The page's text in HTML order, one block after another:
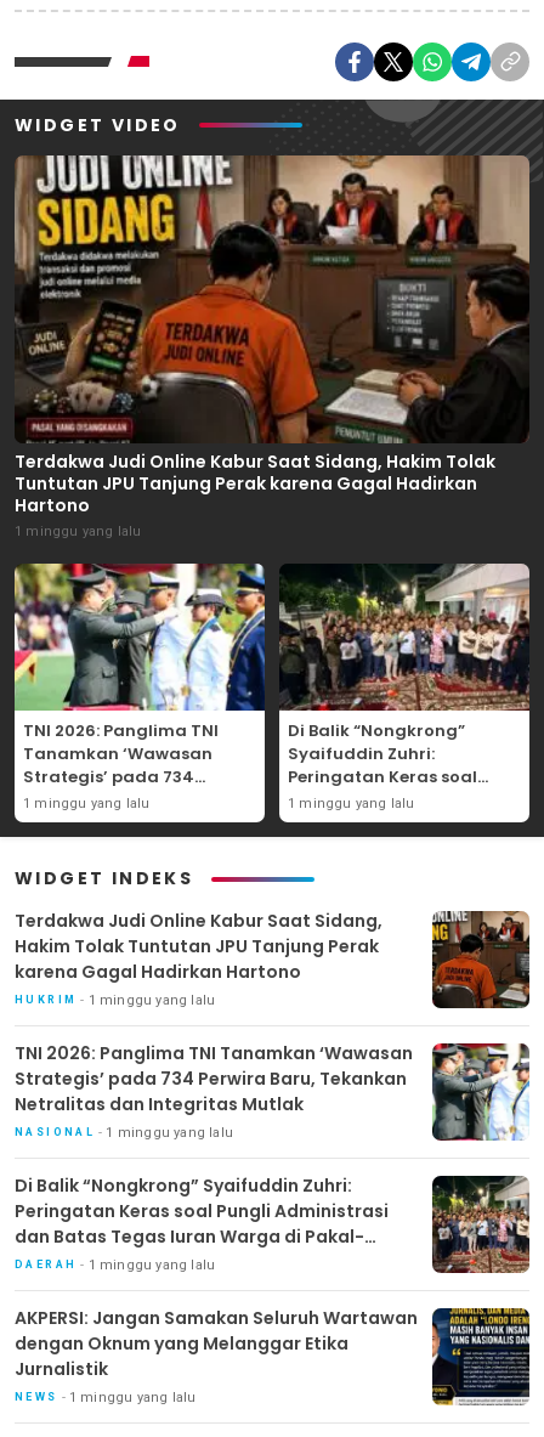
WIDGET VIDEO
Terdakwa Judi Online Kabur Saat Sidang, Hakim Tolak
Tuntutan JPU Tanjung Perak karena Gagal Hadirkan
Hartono
1 minggu yang lalu
TNI 2026: Panglima TNI
Tanamkan ‘Wawasan
Strategis’ pada 734
Perwira Baru, Tekankan
Netralitas dan Integritas
1 minggu yang lalu
Di Balik “Nongkrong”
Syaifuddin Zuhri:
Peringatan Keras soal
Pungli Administrasi dan
Batas Tegas Iuran Warga
1 minggu yang lalu
WIDGET INDEKS
Terdakwa Judi Online Kabur Saat Sidang,
Hakim Tolak Tuntutan JPU Tanjung Perak
karena Gagal Hadirkan Hartono
HUKRIM 1 minggu yang lalu
TNI 2026: Panglima TNI Tanamkan ‘Wawasan
Strategis’ pada 734 Perwira Baru, Tekankan
Netralitas dan Integritas Mutlak
NASIONAL 1 minggu yang lalu
Di Balik “Nongkrong” Syaifuddin Zuhri:
Peringatan Keras soal Pungli Administrasi
dan Batas Tegas Iuran Warga di Pakal-
Benowo
DAERAH 1 minggu yang lalu
AKPERSI: Jangan Samakan Seluruh Wartawan
dengan Oknum yang Melanggar Etika
Jurnalistik
NEWS 1 minggu yang lalu